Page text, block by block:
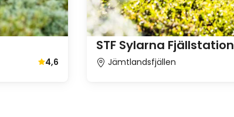
Genomsnittligt gästbetyg 4,6 av 5
4,6
STF Sylarna Fjällstation
Jämtlandsfjällen